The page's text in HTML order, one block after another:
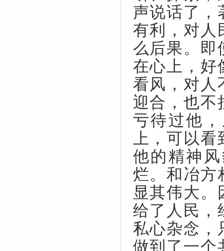
声说话了，
有利，对人
么后果。即
在心上，好
看风，对人
迎合，也不
亏待过他
上，可以
他的精神
烂。和冶方
显其伟大
给了人民，
私心杂念，
做到了一个